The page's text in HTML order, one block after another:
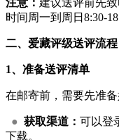
时间周一到周日8:30-
二、爱藏评级送评流程
1、准备送评清单
在邮寄前，需要先准
● 获取渠道： 可以登
下载。